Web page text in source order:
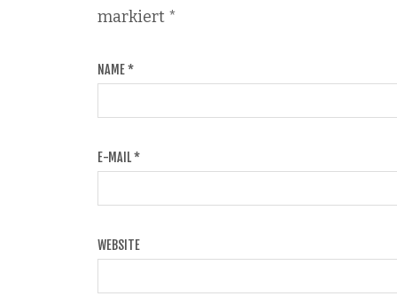
markiert *
NAME*
E-MAIL*
WEBSITE